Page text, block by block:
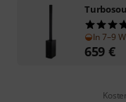
In 7–9
659 €